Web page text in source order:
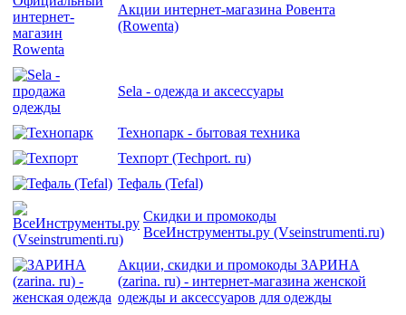
Акции интернет-магазина Ровента
(Rowenta)
Sela - одежда и аксессуары
Технопарк - бытовая техника
Техпорт (Techport. ru)
Тефаль (Tefal)
Скидки и промокоды
ВсеИнструменты.ру (Vseinstrumenti.ru)
Акции, скидки и промокоды ЗАРИНА
(zarina. ru) - интернет-магазина женской
одежды и аксессуаров для одежды